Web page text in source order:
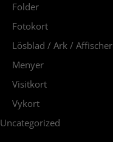
Folder
Fotokort
Lösblad / Ark / Affischer
Menyer
Visitkort
Vykort
Uncategorized